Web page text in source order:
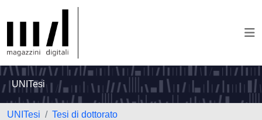
UNITesi
UNITesi
Tesi di dottorato